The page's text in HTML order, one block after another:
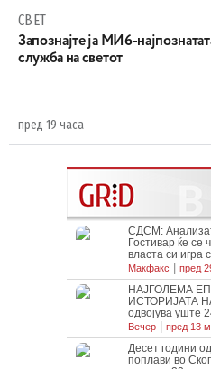
СВЕТ
Запознајте ја МИ6-
служба на светот
пред 19 часа